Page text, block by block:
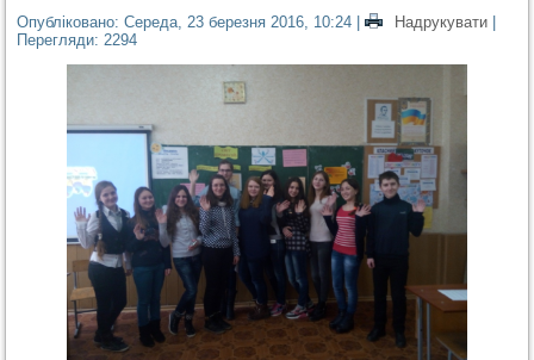
Опубліковано: Середа, 23 березня 2016, 10:24 | Надрукувати
Перегляди: 2294